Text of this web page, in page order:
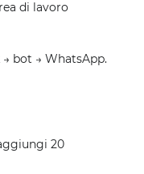
di lavoro
bot → WhatsApp.
20